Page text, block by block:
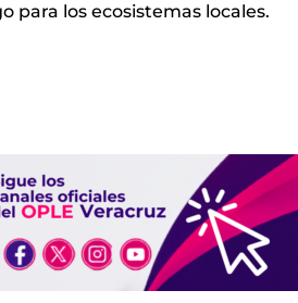
para los ecosistemas locales.